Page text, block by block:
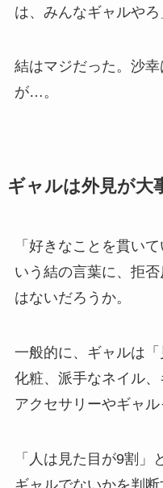
は、みんなギャルやろ
結はマジだった。沙
が…。
ギャルは外見が
「好きなことを貫い
いう結の言葉に、拒
はないだろうか。
一般的に、ギャルは
化粧、派手なネイル
アクセサリーやギャル
「人は見た目が9割